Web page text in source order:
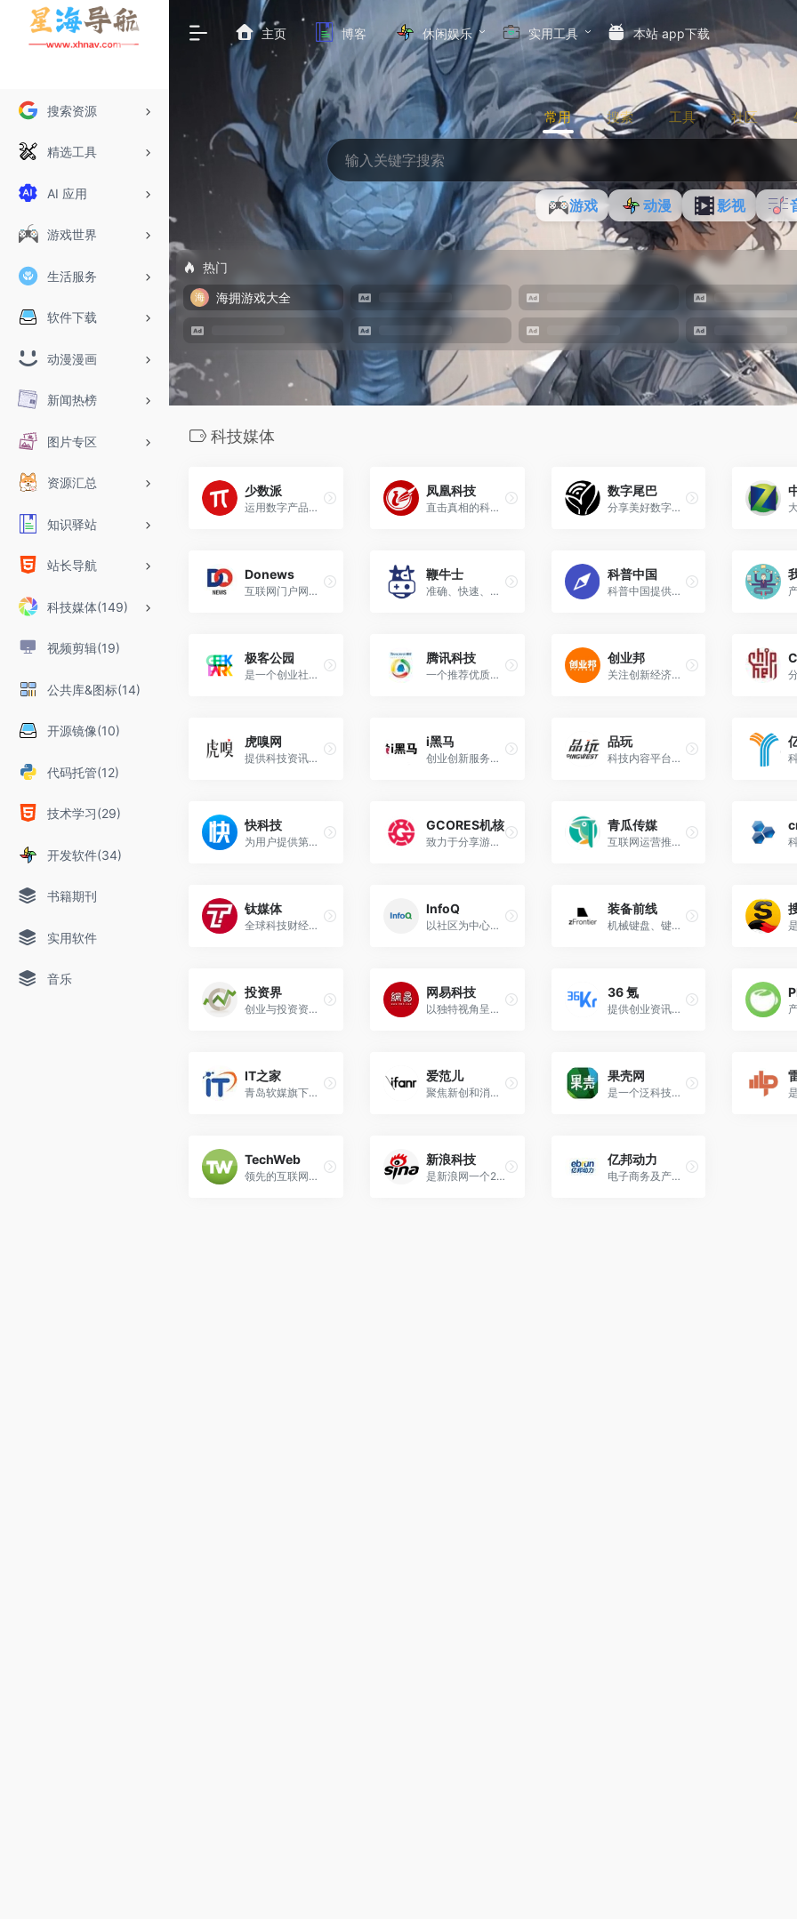
搜索资源
精选工具
AI 应用
游戏世界
生活服务
软件下载
动漫漫画
新闻热榜
图片专区
资源汇总
知识驿站
站长导航
科技媒体(149)
视频剪辑(19)
公共库&图标(14)
开源镜像(10)
代码托管(12)
技术学习(29)
开发软件(34)
书籍期刊
实用软件
音乐
主页 博客 休闲娱乐 实用工具 本站 app下载
常用 搜索 工具 社区
游戏 动漫 影视
热门
海拥游戏大全
科技媒体
少数派
运用数字产品或科学方法，帮助用户提升工作效率和生活品质
凤凰科技
直击真相的科技媒体
数字尾巴
分享美好数字生活体验
Donews
互联网门户网站,追踪相关新闻资讯，关注最新行业动态
鞭牛士
准确、快速、有深度的科技媒体
科普中国
科普中国提供科学、权威、准确的科普信息内容和相关资讯
极客公园
是一个创业社区，通过线上社区和线下活动为创业者提供互联网领域最新资源
腾讯科技
一个推荐优质资讯的互联网媒体平台
创业邦
关注创新经济及其推动者
虎嗅网
提供科技资讯、商业评论
i黑马
创业创新服务平台
品玩
科技内容平台和创新连接器
快科技
为用户提供第一手的科技新闻资讯、产品评测、驱动下载等服务
GCORES机核
致力于分享游戏玩家的生活，以及探讨游戏相关的文化
青瓜传媒
互联网运营推广学习平台
钛媒体
全球科技财经资讯平台
InfoQ
以社区为中心的技术媒体平台，致力于促进软件开发及相关领域知识与创新的传播
装备前线
机械键盘、键帽、HiFi、摄影装备发烧友聚集地
投资界
创业与投资资讯平台
网易科技
以独特视角呈现科技圈内大事小事，内容包括互联网、IT业界、通信、趋势、科技访谈等
36 氪
提供创业资讯、科技新闻，让一部分人先看到未来
IT之家
青岛软媒旗下前沿科技门户网站
爱范儿
聚焦新创和消费主题的科技媒体
果壳网
是一个泛科技主题网站，提供负责任、有智趣、贴近生活的内容
TechWeb
领先的互联网消费互动媒体
新浪科技
是新浪网一个24小时滚动报道IT业界、电信、互联网、科学探索资讯的频道
亿邦动力
电子商务及产业数字化知识服务平台